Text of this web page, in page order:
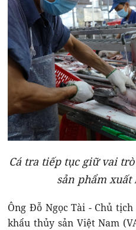
Cá tra tiếp tục giữ vai
sản phẩm xuất
Ông Đỗ Ngọc Tài - Chủ
khẩu thủy sản Việt Nam